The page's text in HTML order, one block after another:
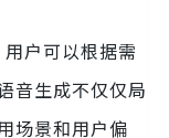
户可以根据需
音生成不仅仅局
场景和用户偏